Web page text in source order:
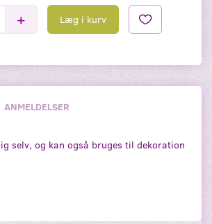
Læg i kurv
ANMELDELSER
selv, og kan også bruges til dekoration